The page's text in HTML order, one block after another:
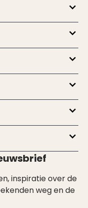
inspiratie over de
weg en de